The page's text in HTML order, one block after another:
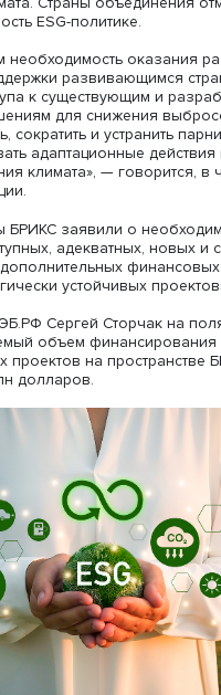
блоком. О
БРИКС — в материале
БРИКС в ЮАР была
спектр сфер
Страны
ESG-политике.
необходимость
к существующим
для снижения
сократить и
адаптационные
климата», —
БРИКС заявили о
адекватных,
дополнительных
устойчивых
ВЭБ.РФ Сергей Сторчак
объем
проектов на
долларов.